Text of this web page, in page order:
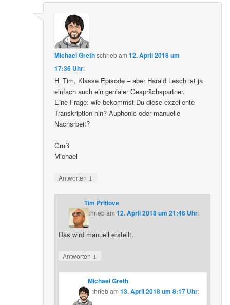
Michael Grethschriebam12. April 2018 um
17:36 Uhr:
Hi Tim, Klasse Episode – aber Harald Lesch ist ja
einfach auch ein genialer Gesprächspartner.
Eine Frage: wie bekommst Du diese exzellente
Transkription hin? Auphonic oder manuelle
Nachsrbeit?
Gruß
Michael
Antworten ↓
Tim Pritlove
schriebam 12. April 2018 um 21:46 Uhr:
Das wird manuell erstellt.
Antworten ↓
Michael Greth
schriebam13. April 2018 um 8:17 Uhr: